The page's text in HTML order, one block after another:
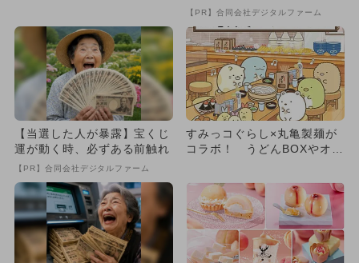
【PR】合同会社デジタルファーム
【当選した人が暴露】宝くじ
運が動く時、必ずある前触れ
【PR】合同会社デジタルファーム
すみっコぐらし×丸亀製麺が
コラボ！ うどんBOXやオリ